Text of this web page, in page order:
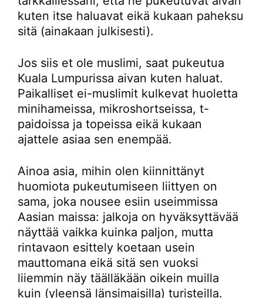
kuten itse haluavat eikä kukaan paheksu
sitä (ainakaan julkisesti).
Jos siis et ole muslimi, saat pukeutua
Kuala Lumpurissa aivan kuten haluat.
Paikalliset ei-muslimit kulkevat huoletta
minihameissa, mikroshortseissa, t-
paidoissa ja topeissa eikä kukaan
ajattele asiaa sen enempää.
Ainoa asia, mihin olen kiinnittänyt
huomiota pukeutumiseen liittyen on
sama, joka nousee esiin useimmissa
Aasian maissa: jalkoja on hyväksyttävää
näyttää vaikka kuinka paljon, mutta
rintavaon esittely koetaan usein
mauttomana eikä sitä sen vuoksi
liiemmin näy täälläkään oikein muilla
kuin (yleensä länsimaisilla) turisteilla.